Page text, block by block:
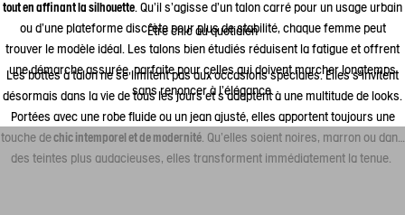
tout en affinant la silhouette. Qu’il s’agisse d’un talon carré pour un usage urbain
ou d’une plateforme discrète pour plus de stabilité, chaque femme peut
trouver le modèle idéal. Les talons bien étudiés réduisent la fatigue et offrent
une démarche assurée, parfaite pour celles qui doivent marcher longtemps
sans renoncer à l’élégance.
Être chic au quotidien
Les bottes à talon ne se limitent pas aux occasions spéciales. Elles s’invitent
désormais dans la vie de tous les jours et s’adaptent à une multitude de looks.
Portées avec une robe fluide ou un jean ajusté, elles apportent toujours une
touche dechic intemporel et de modernité. Qu’elles soient noires, marron ou dans
des teintes plus audacieuses, elles transforment immédiatement la tenue.